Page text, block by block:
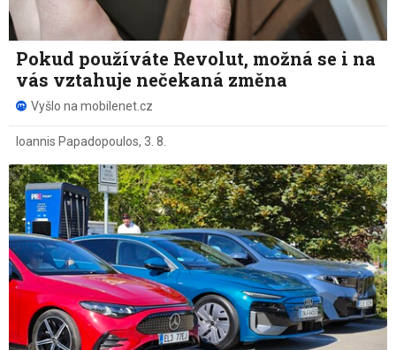
Pokud používáte Revolut, možná se i na
vás vztahuje nečekaná změna
Vyšlo na mobilenet.cz
Ioannis Papadopoulos, 3. 8.